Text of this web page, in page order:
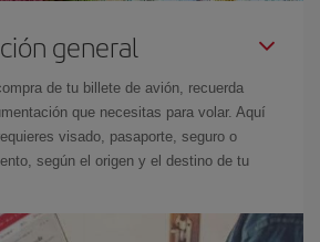
general
de tu billete de avión, recuerda
que necesitas para volar. Aquí
visado, pasaporte, seguro o
según el origen y el destino de tu